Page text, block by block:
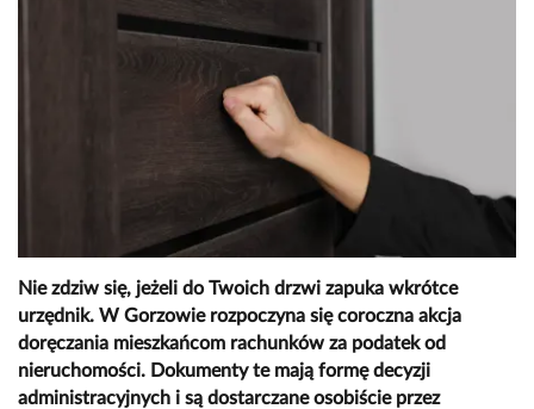
Nie zdziw się, jeżeli do Twoich drzwi zapuka wkrótce
urzędnik. W Gorzowie rozpoczyna się coroczna akcja
doręczania mieszkańcom rachunków za podatek od
nieruchomości. Dokumenty te mają formę decyzji
administracyjnych i są dostarczane osobiście przez